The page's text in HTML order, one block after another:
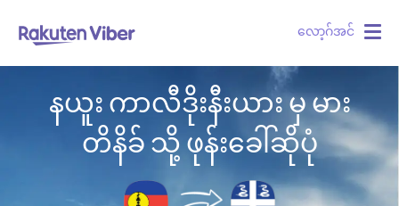
လော့ဂ်အင်
နယူး ကာလီဒိုးနီးယား မှ မား
တိနိခ် သို့ ဖုန်းခေါ်ဆိုပုံ